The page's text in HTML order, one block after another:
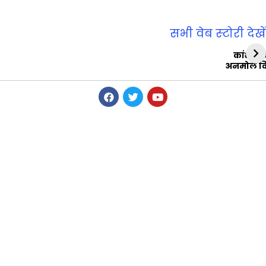
अनमोल
सभी वेब स्‍टोरी देखें